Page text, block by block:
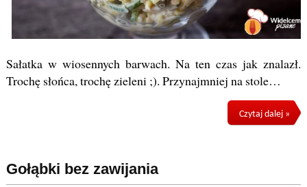
Sałatka w wiosennych barwach. Na ten czas jak znalazł.
Trochę słońca, trochę zieleni ;). Przynajmniej na stole…
Czytaj dalej »
Gołąbki bez zawijania